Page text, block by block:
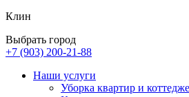
Клин
Выбрать город
+7 (903) 200-21-88
Наши услуги
Уборка квартир и